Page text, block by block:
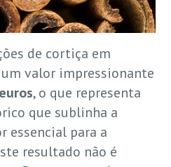
de cortiça em
valor impressionante
, o que representa
que sublinha a
essencial para a
resultado não é